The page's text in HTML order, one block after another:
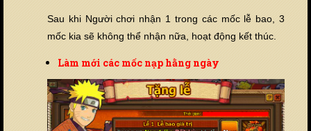
Sau khi Người chơi nhận 1 trong các mốc lễ bao, 3
mốc kia sẽ không thể nhận nữa, hoạt động kết thúc.
Làm mới các mốc nạp hằng ngày